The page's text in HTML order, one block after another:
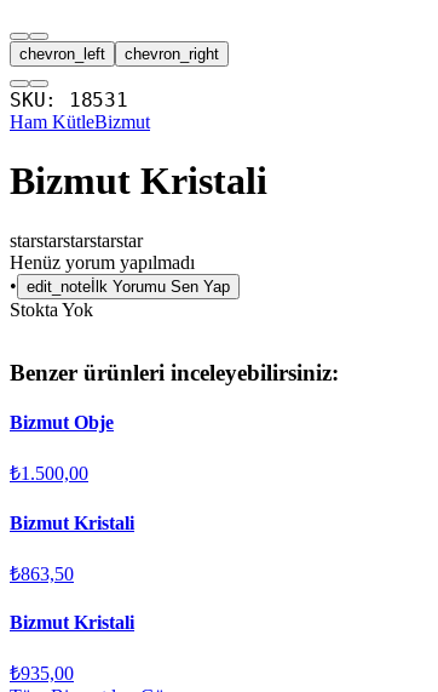
chevron_left chevron_right
SKU: 18531
Ham KütleBizmut
Bizmut Kristali
starstarstarstarstar
Henüz yorum yapılmadı
• edit_note İlk Yorumu Sen Yap
Stokta Yok
Benzer ürünleri inceleyebilirsiniz:
Bizmut Obje
₺1.500,00
Bizmut Kristali
₺863,50
Bizmut Kristali
₺935,00